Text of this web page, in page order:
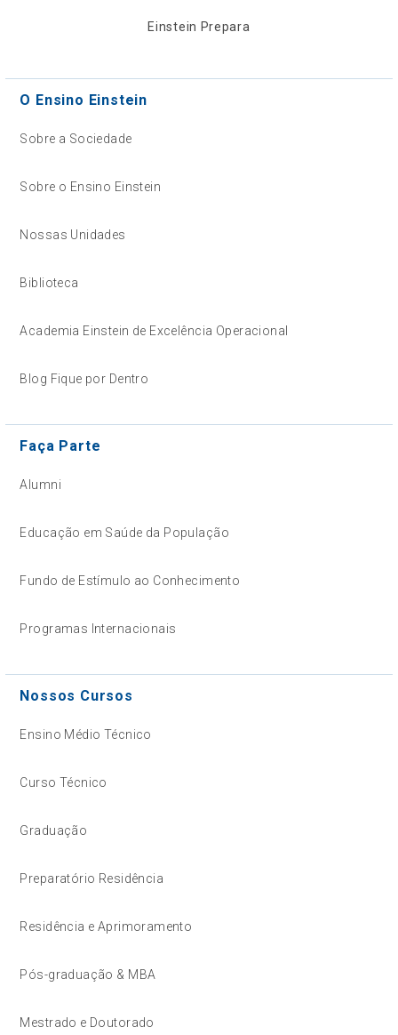
Einstein Prepara
O Ensino Einstein
Sobre a Sociedade
Sobre o Ensino Einstein
Nossas Unidades
Biblioteca
Academia Einstein de Excelência Operacional
Blog Fique por Dentro
Faça Parte
Alumni
Educação em Saúde da População
Fundo de Estímulo ao Conhecimento
Programas Internacionais
Nossos Cursos
Ensino Médio Técnico
Curso Técnico
Graduação
Preparatório Residência
Residência e Aprimoramento
Pós-graduação & MBA
Mestrado e Doutorado